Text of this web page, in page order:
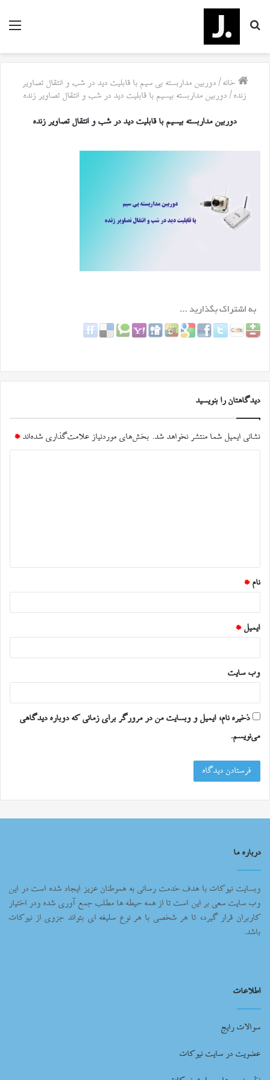
منو
برای
خانه / دوربین مداربسته بی سیم با قابلیت دید در شب و انتقال تصاویر
زنده / دوربین مداربسته بیسیم با قابلیت دید در شب و انتقال تصاویر زنده
دوربین مداربسته بیسیم با قابلیت دید در شب و انتقال تصاویر زنده
دیدگاهتان را بنویسید
نشانی ایمیل شما منتشر نخواهد شد. بخش‌های موردنیاز علامت‌گذاری شده‌اند *
*
نام *
ایمیل *
وب‌ سایت
ذخیره نام، ایمیل و وبسایت من در مرورگر برای زمانی که دوباره دیدگاهی
می‌نویسم.
درباره ما
وبسایت نیوکات با هدف خدمت رسانی به هموطنان عزیز ایجاد شده است در این
وب سایت سعی بر این است تا از همه حیطه ها مطلب جمع آوری شده ودر اختیار
کاربران قرار گیرد، تا هر شخصی با هر نوع سلیغه ای بتواند جزوی از نیوکات
باشد.
اطلاعات
سوالات رایج
عضویت در سایت نیوکات